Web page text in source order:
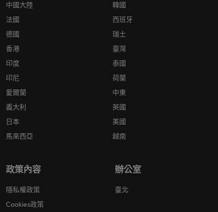
中國大陸
法國
德國
香港
印度
印尼
愛爾蘭
義大利
日本
馬來西亞
韓國
西班牙
瑞士
臺灣
泰國
荷蘭
中東
英國
美國
越南
政策內容
隱私權政策
Cookies政策
辦公室
臺北